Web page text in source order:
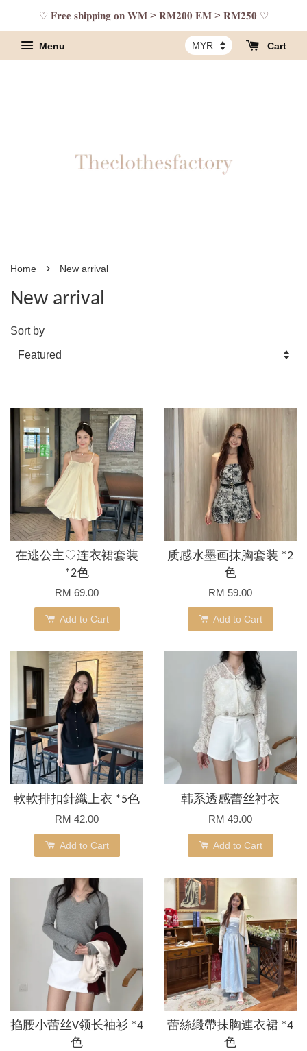
♡ 𝐅𝐫𝐞𝐞 𝐬𝐡𝐢𝐩𝐩𝐢𝐧𝐠 𝐨𝐧 𝐖𝐌 > 𝐑𝐌𝟐𝟎𝟎 𝐄𝐌 > 𝐑𝐌𝟐𝟓𝟎 ♡
Menu Cart
Home › New arrival
New arrival
Sort by
在逃公主♡连衣裙套装
*2色
RM 69.00
Add to Cart
质感水墨画抹胸套装 *2
色
RM 59.00
Add to Cart
軟軟排扣針織上衣 *5色
RM 42.00
Add to Cart
韩系透感蕾丝衬衣
RM 49.00
Add to Cart
掐腰小蕾丝V领长袖衫 *4
色
蕾絲緞帶抹胸連衣裙 *4
色